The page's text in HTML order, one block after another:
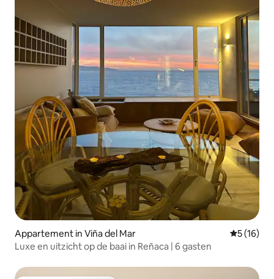
Appartement in Viña del Mar
5 (16)
Luxe en uitzicht op de baai in Reñaca | 6 gasten